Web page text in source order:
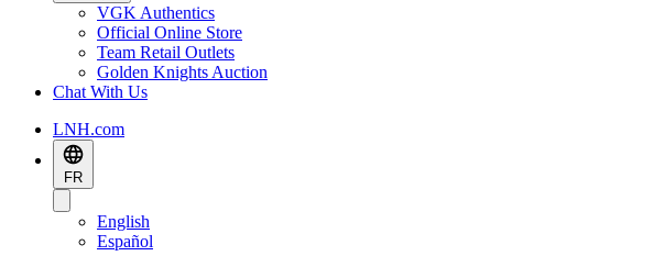
VGK Authentics
Official Online Store
Team Retail Outlets
Golden Knights Auction
Chat With Us
LNH.com
FR
English
Español